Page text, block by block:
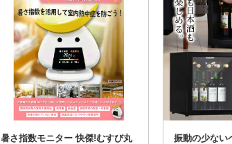
暑さ指数モニター 快傑!むすび丸
振動の少ない